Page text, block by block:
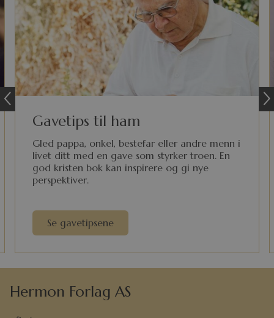
Gavetips til ham
Gled pappa, onkel, bestefar eller andre menn i
livet ditt med en gave som styrker troen. En
god kristen bok kan inspirere og gi nye
perspektiver.
Se gavetipsene
Hermon Forlag AS